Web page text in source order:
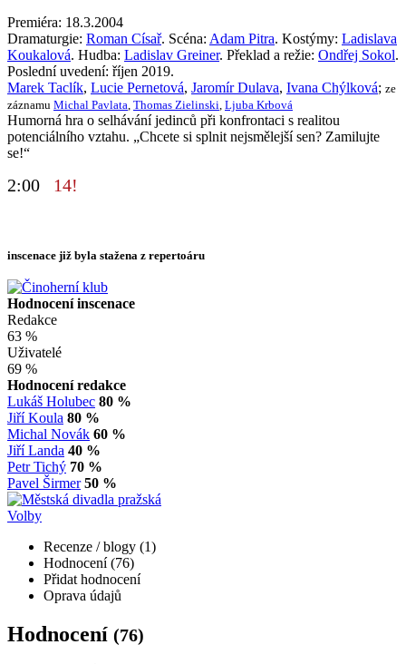
Premiéra: 18.3.2004
Dramaturgie: Roman Císař. Scéna: Adam Pitra. Kostýmy: Ladislava
Koukalová. Hudba: Ladislav Greiner. Překlad a režie: Ondřej Sokol.
Poslední uvedení: říjen 2019.
Marek Taclík, Lucie Pernetová, Jaromír Dulava, Ivana Chýlková; ze
záznamu Michal Pavlata, Thomas Zielinski, Ljuba Krbová
Humorná hra o selhávání jedinců při konfrontaci s realitou
potenciálního vztahu. „Chcete si splnit nejsmělejší sen? Zamilujte
se!“
2:00 14!
inscenace již byla stažena z repertoáru
Hodnocení inscenace
Redakce
63 %
Uživatelé
69 %
Hodnocení redakce
Lukáš Holubec 80 %
Jiří Koula 80 %
Michal Novák 60 %
Jiří Landa 40 %
Petr Tichý 70 %
Pavel Širmer 50 %
Volby
Recenze / blogy (1)
Hodnocení (76)
Přidat hodnocení
Oprava údajů
Hodnocení (76)